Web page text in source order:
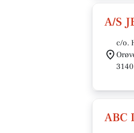
A/S
c/o.
ABC